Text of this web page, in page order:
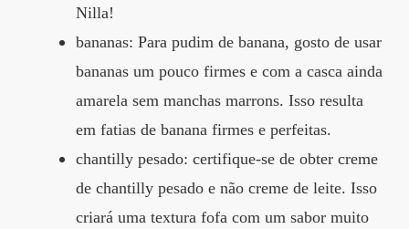
Nilla!
bananas: Para pudim de banana, gosto de usar
bananas um pouco firmes e com a casca ainda
amarela sem manchas marrons. Isso resulta
em fatias de banana firmes e perfeitas.
chantilly pesado: certifique-se de obter creme
de chantilly pesado e não creme de leite. Isso
criará uma textura fofa com um sabor muito